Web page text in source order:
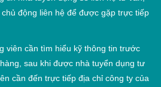
động liên hệ để được gặp trực tiếp
viên cần tìm hiểu kỹ thông tin trước
sau khi được nhà tuyển dụng tư
cần đến trực tiếp địa chỉ công ty của